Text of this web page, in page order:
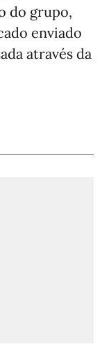
do grupo,
enviado
através da